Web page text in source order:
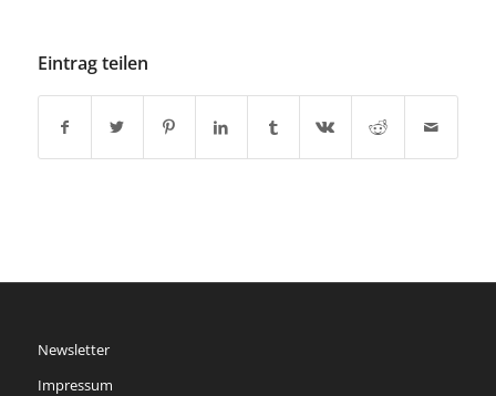
Eintrag teilen
Newsletter
Impressum